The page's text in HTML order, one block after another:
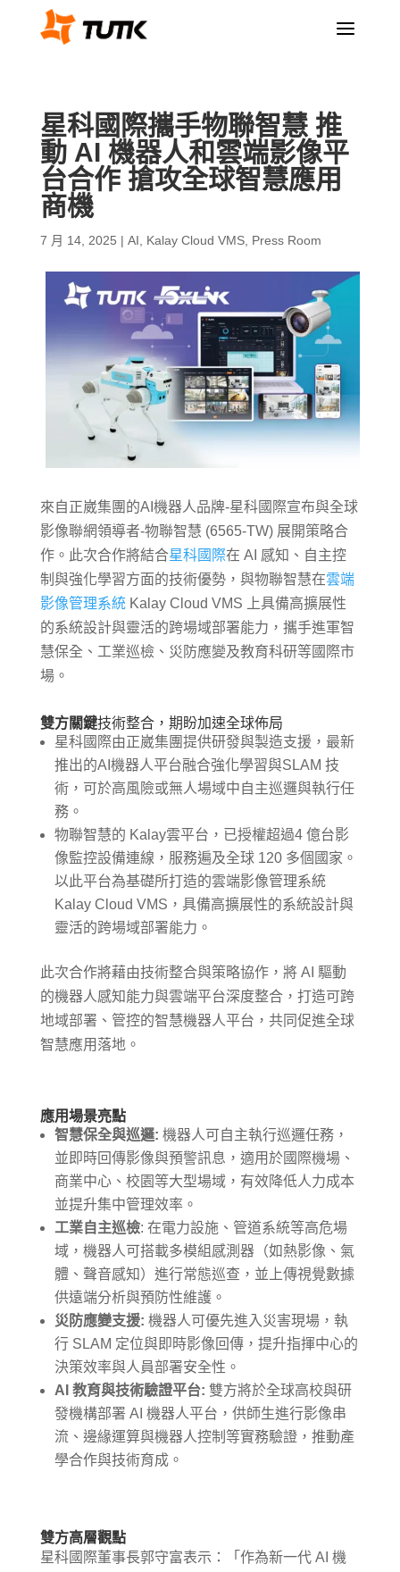
a
星科國際攜手物聯智慧 推
動 AI 機器人和雲端影像平
台合作 搶攻全球智慧應用
商機
7 月 14, 2025 | AI Kalay Cloud VMS, Press Room
來自正崴集團的AI 機器人品牌-星科國際宣布與全球
影像聯網領導者-物聯智慧 (6565-TW) 展開策略合
作。此次合作將結合星科國際在 AI 感知、自主控
制與強化學習方面的技術優勢，與物聯智慧在雲端
影像管理系統Kalay Cloud VMS 上具備高擴展性
的系統設計與靈活的跨場域部署能力，攜手進軍智
慧保全、工業巡檢、災防應變及教育科研等國際市
場。
雙方關鍵技術整合，期盼加速全球佈局
星科國際由正崴集團提供研發與製造支援，最新
推出的AI機器人平台融合強化學習與SLAM 技
術，可於高風險或無人場域中自主巡邏與執行任
務。
物聯智慧的 Kalay雲平台，已授權超過4 億台影
像監控設備連線，服務遍及全球 120 多個國家。
以此平台為基礎所打造的雲端影像管理系統
Kalay Cloud VMS，具備高擴展性的系統設計與
靈活的跨場域部署能力。
此次合作將藉由技術整合與策略協作，將 AI 驅動
的機器人感知能力與雲端平台深度整合，打造可跨
地域部署、管控的智慧機器人平台，共同促進全球
智慧應用落地。
應用場景亮點
智慧保全與巡邏: 機器人可自主執行巡邏任務，
並即時回傳影像與預警訊息，適用於國際機場、
商業中心、校園等大型場域，有效降低人力成本
並提升集中管理效率。
工業自主巡檢: 在電力設施、管道系統等高危場
域，機器人可搭載多模組感測器（如熱影像、氣
體、聲音感知）進行常態巡查，並上傳視覺數據
供遠端分析與預防性維護。
災防應變支援: 機器人可優先進入災害現場，執
行SLAM 定位與即時影像回傳，提升指揮中心的
決策效率與人員部署安全性。
AI 教育與技術驗證平台: 雙方將於全球高校與研
發機構部署 AI 機器人平台，供師生進行影像串
流、邊緣運算與機器人控制等實務驗證，推動產
學合作與技術育成。
雙方高層觀點
星科國際董事長郭守富表示：「作為新一代 AI 機